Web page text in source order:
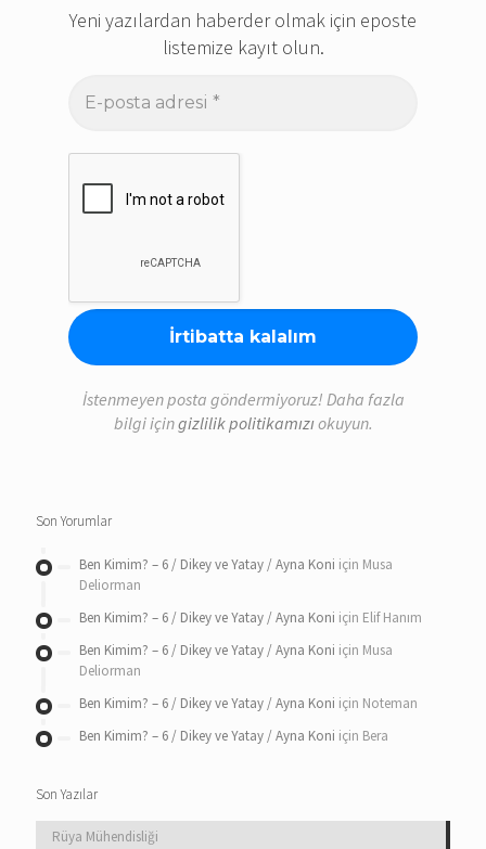
Yeni yazılardan haberder olmak için eposte
listemize kayıt olun.
posta
İstenmeyen posta göndermiyoruz! Daha fazla
bilgi içingizlilik politikamızıokuyun.
Son Yorumlar
Ben Kimim? – 6 / Dikey ve Yatay / Ayna Koni için Musa
Deliorman
Ben Kimim? – 6 / Dikey ve Yatay / Ayna Koni için Elif Hanım
Ben Kimim? – 6 / Dikey ve Yatay / Ayna Koni için Musa
Deliorman
Ben Kimim? – 6 / Dikey ve Yatay / Ayna Koni için Noteman
Ben Kimim? – 6 / Dikey ve Yatay / Ayna Koni için Bera
Son Yazılar
Rüya Mühendisliği